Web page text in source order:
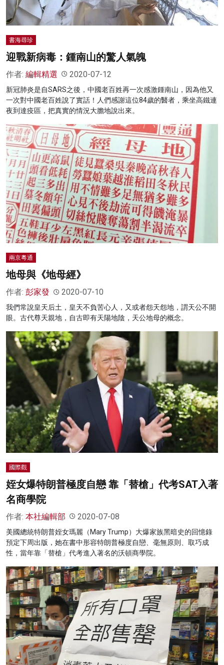
書海尋珍
迎戰新病毒：鍾南山的驚人氣魄
作者: 編輯精選 2020-07-12
新冠肺炎是自SARS之後，中國老百姓再一次感激鍾南山，因為他又
一次對中國老百姓說了實話！人們感謝這位84歲的醫者，乘坐高鐵連
夜到達疫區，把真實的情況大膽地說出來。
兩京粵通
地母與《地母經》
作者: 彭家發 2020-07-10
我們常說皇天后土，皇天不負苦心人，又或者怨天怨地，謂天公不開
眼。古代尊天親地，自古即有天陽地陰，天公地母的概念。
國際觀
姪女爆特朗普極度自戀 靠「替槍」代考SAT入著
名商學院
作者: 本社編輯部 2020-07-08
美國總統特朗普姪女瑪麗（Mary Trump）大爆家族黑暗史的回憶錄
預定下周出版，她在書中形容特朗普極度自戀、毫無原則、取巧成
性，當年靠「替槍」代考進入著名的沃頓商學院。